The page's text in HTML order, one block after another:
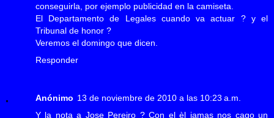
conseguirla, por ejemplo publicidad en la camiseta.
El Departamento de Legales cuando va actuar ? y el
Tribunal de honor ?
Veremos el domingo que dicen.
Responder
Anónimo 13 de noviembre de 2010 a las 10:23 a.m.
Y la nota a Jose Pereiro ? Con el èl jamas nos cago un